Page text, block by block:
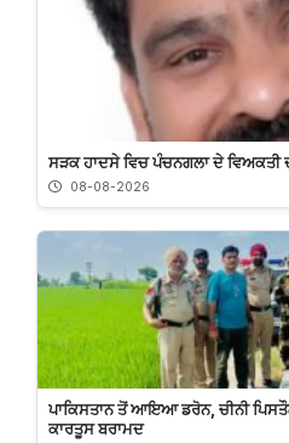
ਸੜਕ ਹਾਦਸੇ ਵਿਚ ਪੰਚਨਗਲਾ ਦੇ ਵਿਅਕਤੀ
08-08-2026
ਪਾਕਿਸਤਾਨ ਤੋਂ ਆਇਆ ਡਰੋਨ, ਚੀਨੀ
ਕਾਰਤੂਸ ਬਰਾਮਦ